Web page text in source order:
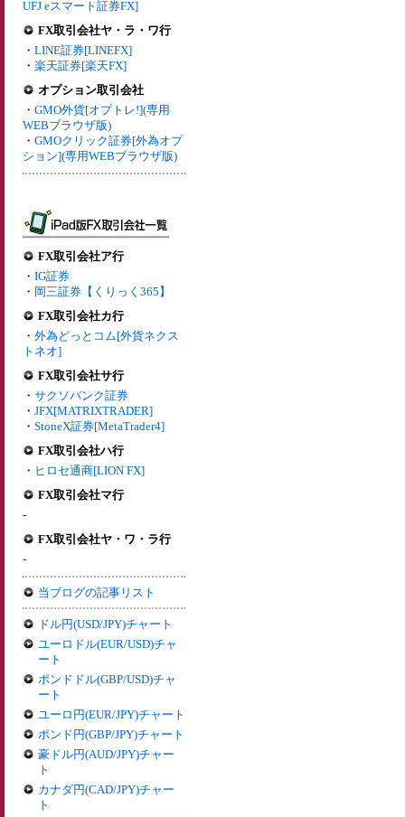
UFJ eスマート証券FX]
FX取引会社ヤ・ラ・ワ行
・ LINE証券[LINEFX]
・ 楽天証券[楽天FX]
オプション取引会社
・ GMO外貨[オプトレ!](専用
WEBブラウザ版)
・ GMOクリック証券[外為オプ
ション](専用WEBブラウザ版)
FX取引会社ア行
・ IG証券
・ 岡三証券【くりっく365】
FX取引会社カ行
・ 外為どっとコム[外貨ネクス
トネオ]
FX取引会社サ行
・ サクソバンク証券
・ JFX[MATRIXTRADER]
・ StoneX証券[MetaTrader4]
FX取引会社ハ行
・ ヒロセ通商[LION FX]
FX取引会社マ行
-
FX取引会社ヤ・ワ・ラ行
-
当ブログの記事リスト
ドル円(USD/JPY)チャート
ユーロドル(EUR/USD)チャ
ート
ポンドドル(GBP/USD)チャ
ート
ユーロ円(EUR/JPY)チャート
ポンド円(GBP/JPY)チャート
豪ドル円(AUD/JPY)チャー
ト
カナダ円(CAD/JPY)チャー
ト